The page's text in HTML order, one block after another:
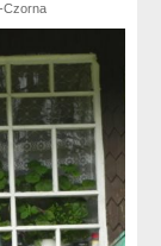
Czorna